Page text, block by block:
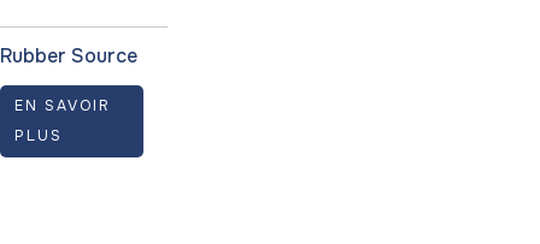
Rubber Source
EN SAVOIR
PLUS